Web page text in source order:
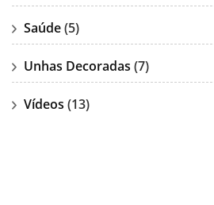
Saúde(5)
Unhas Decoradas (7)
Vídeos (13)